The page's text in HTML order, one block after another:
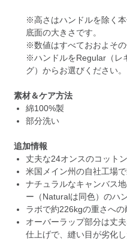
※高さはハンドルを除く
底面の大きさです。
※数値はすべておおよその
※ハンドルをRegular（レ
グ）からお選びください。
素材＆ケア方法
綿100%製
部分洗い
追加情報
丈夫な24オンスのコット
米国メイン州の自社工場
ナチュラルなキャンバス
ー（Naturalは同色）のハ
ラボで約226kgの重さへ
オーバーラップ部分は丈
仕上げで、縫い目が劣化